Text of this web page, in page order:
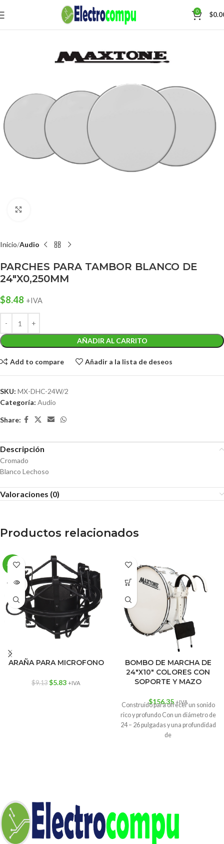
0 $
Inicio Audio
PARCHES PARA TAMBOR BLANCO DE
24″X0,250MM
$8.48 +IVA
AÑADIR AL CARRITO
Add to compare Añadir a la lista de deseos
SKU: MX-DHC-24W/2
Categoría: Audio
Share:
Descripción
Cromado
Blanco Lechoso
Valoraciones (0)
Productos relacionados
-36%
AGOT
ARAÑA PARA MICROFONO
$9.13 $5.83 +IVA
BOMBO DE MARCHA DE
24″X10″ COLORES CON
SOPORTE Y MAZO
$156.35 +IVA
Construido para ofrecer un sonido
rico y profundo Con un diámetro de
24 – 26 pulgadas y una profundidad
de